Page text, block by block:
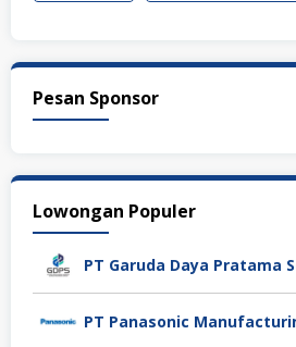
Pesan Sponsor
Lowongan Populer
PT Garuda Daya Pratama
PT Panasonic